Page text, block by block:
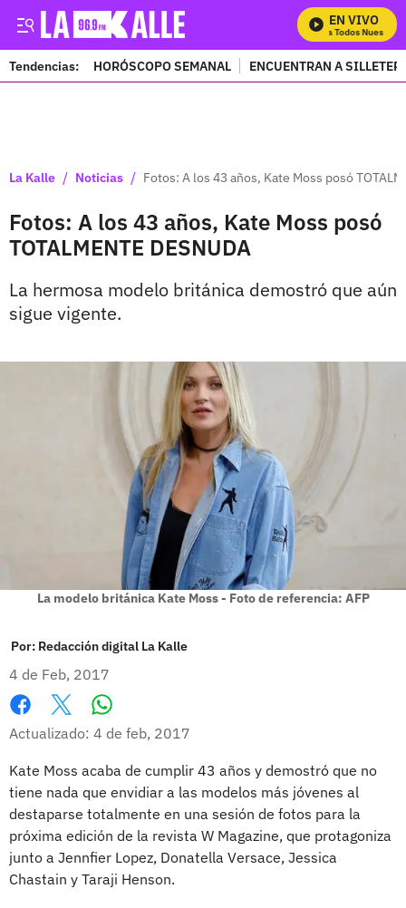
EN VIVO
Mira Todos Nuestros
Tendencias: HORÓSCOPO SEMANAL ENCUENTRAN A
La Kalle / Noticias / Fotos: A los 43 años, Kate Moss posó
Fotos: A los 43 años, Kate Moss posó
TOTALMENTE DESNUDA
La hermosa modelo británica demostró que aún
sigue vigente.
La modelo británica Kate Moss - Foto de referencia: AFP
Por: Redacción digital La Kalle
4 de Feb, 2017
Facebook
X
Actualizado: 4 de feb, 2017
Kate Moss acaba de cumplir 43 años y demostró que no
tiene nada que envidiar a las modelos más jóvenes al
destaparse totalmente en una sesión de fotos para la
próxima edición de la revista W Magazine, que protagoniza
junto a Jennfier Lopez, Donatella Versace, Jessica
Chastain y Taraji Henson.